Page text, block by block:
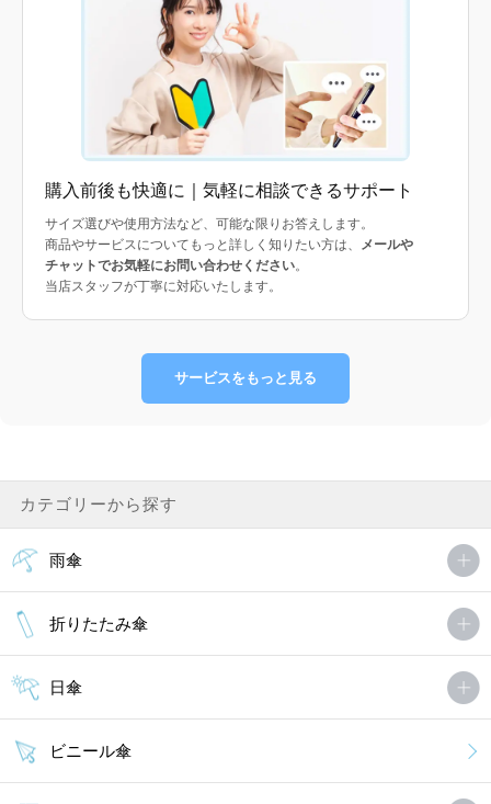
購入前後も快適に｜気軽に相談できるサポート
サイズ選びや使用方法など、可能な限りお答えします。
商品やサービスについてもっと詳しく知りたい方は、
メールや
チャットでお気軽にお問い合わせください。
当店スタッフが丁寧に対応いたします。
サービスをもっと見る
カテゴリーから探す
雨傘
折りたたみ傘
日傘
ビニール傘